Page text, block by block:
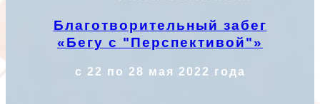
Благотворительный забег
«Бегу с "Перспективой"»
с 22 по 28 мая 2022 года